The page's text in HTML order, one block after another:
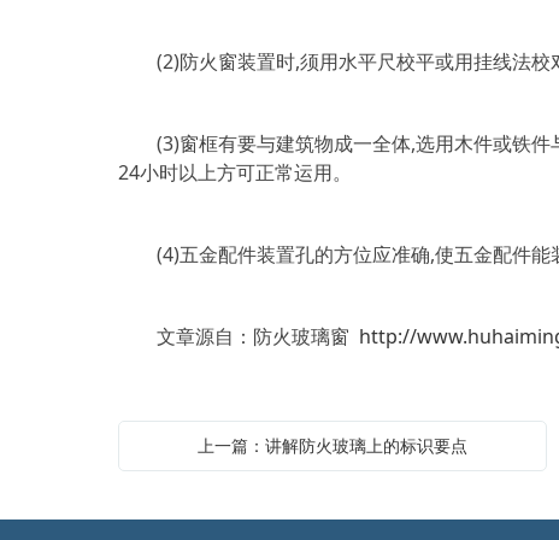
(2)防火窗装置时,须用水平尺校平或用挂线法校
(3)窗框有要与建筑物成一全体,选用木件或铁件
24小时以上方可正常运用。
(4)五金配件装置孔的方位应准确,使五金配件能
文章源自：防火玻璃窗 http://
上一篇：讲解防火玻璃上的标识要点